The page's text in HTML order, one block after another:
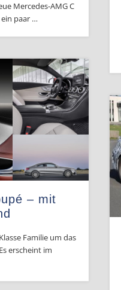
Mercedes-AMG C
paar …
– mit
Familie um das
erscheint im